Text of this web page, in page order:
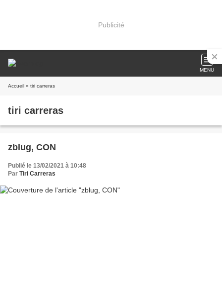
Publicité
MENU
Accueil » tiri carreras
tiri carreras
zblug, CON
Publié le 13/02/2021 à 10:48
Par Tiri Carreras